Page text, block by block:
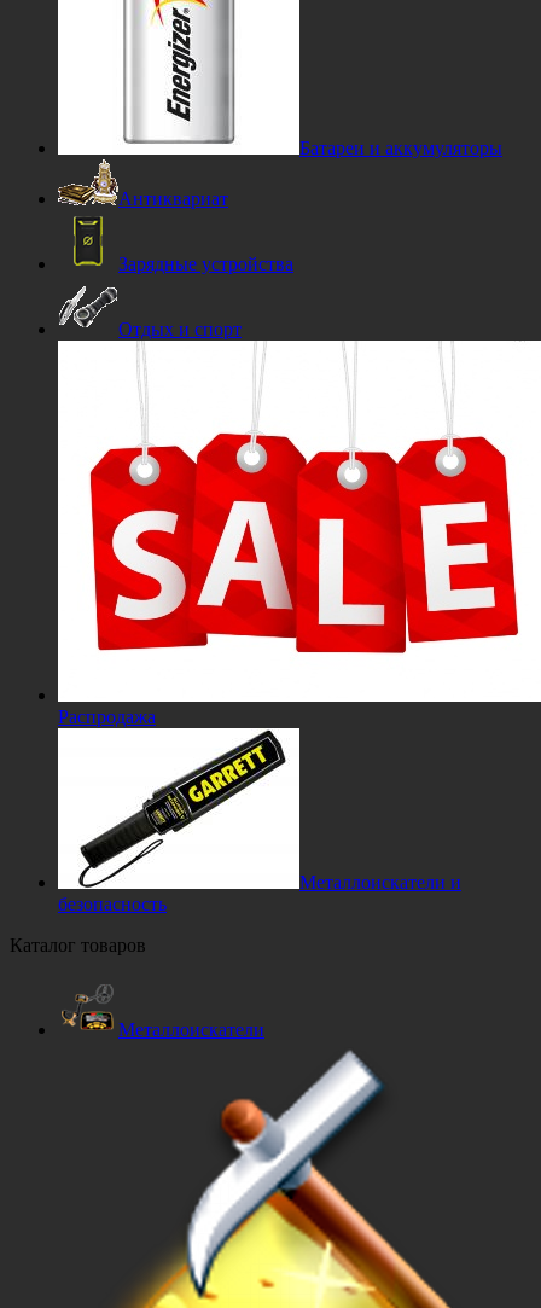
Батареи и аккумуляторы
Антиквариат
Зарядные устройства
Отдых и спорт
Распродажа
Металлоискатели и
безопасность
Каталог товаров
Металлоискатели